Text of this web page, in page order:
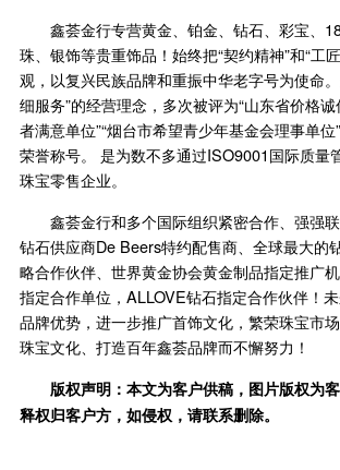
鑫荟金行专营黄金、铂金、钻石、彩宝、
珠、银饰等贵重饰品！始终把“契约精神”和“工
观，以复兴民族品牌和重振中华老字号为使命
细服务”的经营理念，多次被评为“山东省价格
者满意单位”“烟台市希望青少年基金会理事单位
荣誉称号。 是为数不多通过ISO9001国际质量
珠宝零售企业。
鑫荟金行和多个国际组织紧密合作、强强
钻石供应商De Beers特约配售商、全球最大的
略合作伙伴、世界黄金协会黄金制品指定推广
指定合作单位，ALLOVE钻石指定合作伙伴！
品牌优势，进一步推广首饰文化，繁荣珠宝市
珠宝文化、打造百年鑫荟品牌而不懈努力！
版权声明：本文为客户供稿，图片版权为
释权归客户方，如侵权，请联系删除。